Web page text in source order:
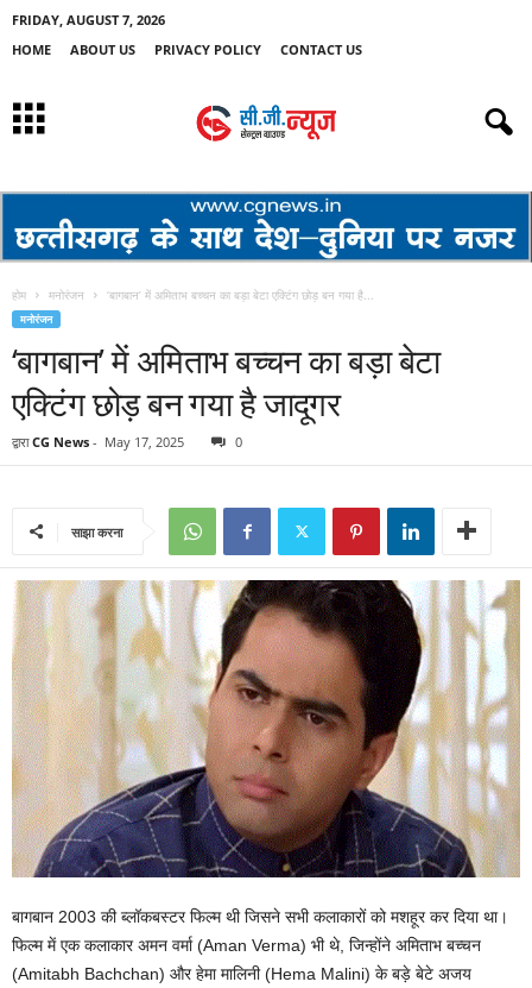
FRIDAY, AUGUST 7, 2026
HOME
ABOUT US PRIVACY POLICY CONTACT US
होम मनोरंजन ‘बागबान’ में अमिताभ बच्चन का बड़ा बेटा एक्टिंग छोड़ बन गया है...
मनोरंजन
‘बागबान’ में अमिताभ बच्चन का बड़ा बेटा
एक्टिंग छोड़ बन गया है जादूगर
द्वारा CG News - May 17, 2025 0
साझा करना
बागबान 2003 की ब्लॉकबस्टर फिल्म थी जिसने सभी कलाकारों को मशहूर कर दिया था।
फिल्म में एक कलाकार अमन वर्मा (Aman Verma) भी थे, जिन्होंने अमिताभ बच्चन
(Amitabh Bachchan) और हेमा मालिनी (Hema Malini) के बड़े बेटे अजय